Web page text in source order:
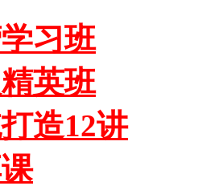
习班
英班
造12讲